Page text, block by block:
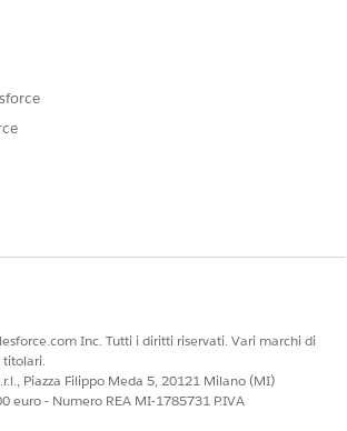
Inc. Tutti i diritti riservati. Vari marchi di
titolari.
Piazza Filippo Meda 5, 20121 Milano (MI)
euro - Numero REA MI-1785731 P.IVA